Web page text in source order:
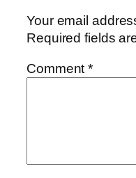
Your email
Required fields
Comment*